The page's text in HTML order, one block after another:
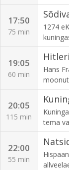
17:50
75 min
1274
19:05
60 min
Hans
20:05
115 min
tema
22:00
55 min